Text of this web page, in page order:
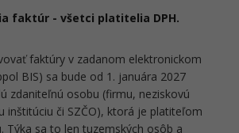
faktúr - všetci platitelia DPH.
faktúry v zadanom elektronickom
BIS) sa bude od 1. januára 2027
zdaniteľnú osobu (firmu, neziskovú
inštitúciu či SZČO), ktorá je platiteľom
Týka sa to len tuzemských osôb a